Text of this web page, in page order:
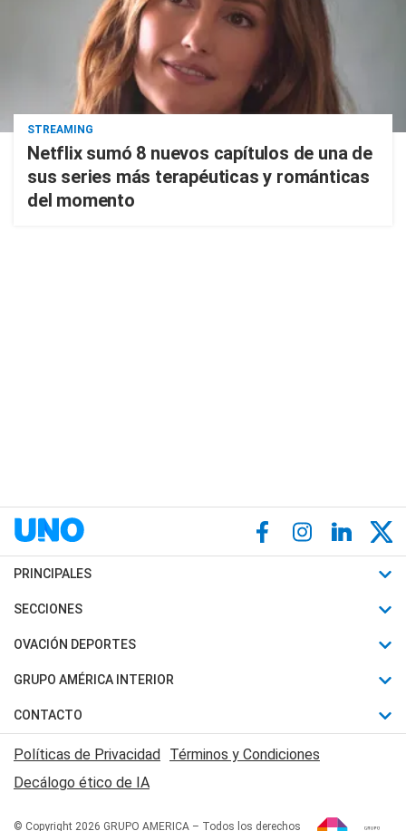
STREAMING
Netflix sumó 8 nuevos capítulos de una de
sus series más terapéuticas y románticas
del momento
PRINCIPALES
Últimas Noticias
Política
Judiciales
Economia
SECCIONES
Horóscopo
Motores
Trucos caseros
Series y Películas
Edictos y Solicitadas
OVACIÓN DEPORTES
Fútbol
Mundial
Automovilismo
Rugby
Básquet
GRUPO AMÉRICA INTERIOR
Canal 7 en Vivo
CONTACTO
Acerca de Nosotros
Contactanos
Políticas de Privacidad
Términos y Condiciones
Decálogo ético de IA
© Copyright 2026 GRUPO AMERICA – Todos los derechos